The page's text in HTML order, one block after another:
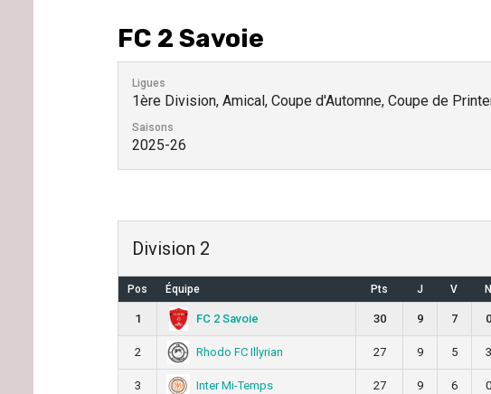
FC 2 Savoie
Ligues
1ère Division, Amical, Coupe d'Automne, Coupe de
Saisons
2025-26
Division 2
Pos Équipe Pts J V N
1 FC 2 Savoie 30 9 7 0
2 Rhodo FC Illyrian 27 9 5 3
3 Inter Mi-Temps 27 9 6 0